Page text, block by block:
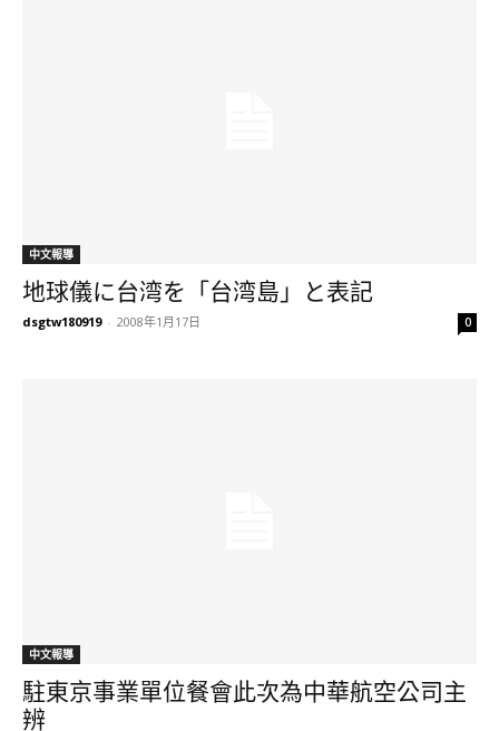
中文報導
地球儀に台湾を「台湾島」と表記
dsgtw180919 - 2008年1月17日 0
中文報導
駐東京事業單位餐會此次為中華航空公司主
辨